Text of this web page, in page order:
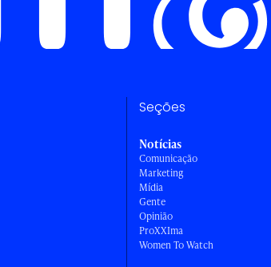
Seções
Notícias
Comunicação
Marketing
Mídia
Gente
Opinião
ProXXIma
Women To Watch